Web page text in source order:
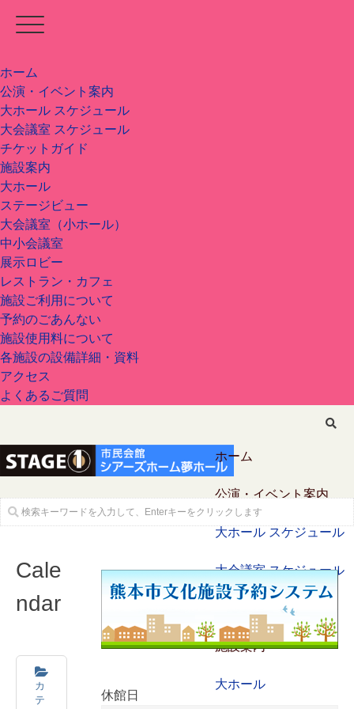
ホーム
公演・イベント案内
大ホール スケジュール
大会議室 スケジュール
チケットガイド
施設案内
大ホール
ステージビュー
大会議室（小ホール）
中小会議室
展示ロビー
レストラン・カフェ
施設ご利用について
予約のごあんない
施設使用料について
各施設の設備詳細・資料
アクセス
よくあるご質問
ホーム
公演・イベント案内
大ホール スケジュール
大会議室 スケジュール
チケットガイド
施設案内
大ホール
Cale
ndar
カ
テ
休館日